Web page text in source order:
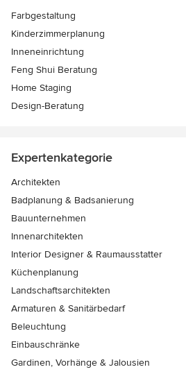
Farbgestaltung
Kinderzimmerplanung
Inneneinrichtung
Feng Shui Beratung
Home Staging
Design-Beratung
Expertenkategorie
Architekten
Badplanung & Badsanierung
Bauunternehmen
Innenarchitekten
Interior Designer & Raumausstatter
Küchenplanung
Landschaftsarchitekten
Armaturen & Sanitärbedarf
Beleuchtung
Einbauschränke
Gardinen, Vorhänge & Jalousien